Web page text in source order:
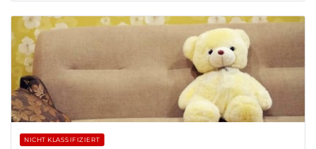
NICHT KLASSIFIZIERT